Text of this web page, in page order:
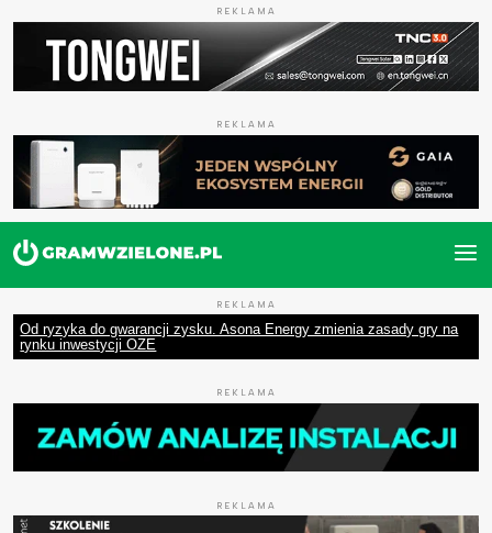
REKLAMA
REKLAMA
REKLAMA
Od ryzyka do gwarancji zysku. Asona Energy zmienia zasady gry na
rynku inwestycji OZE
REKLAMA
REKLAMA